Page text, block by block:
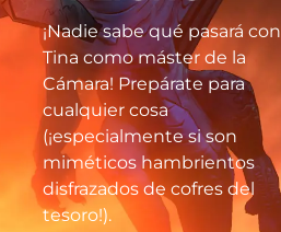
¡Nadie sabe qué pasará con
Tina como máster de la
Cámara! Prepárate para
cualquier cosa
(¡especialmente si son
miméticos hambrientos
disfrazados de cofres del
tesoro!).